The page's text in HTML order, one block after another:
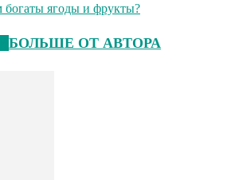
богаты ягоды и фрукты?
БОЛЬШЕ ОТ АВТОРА